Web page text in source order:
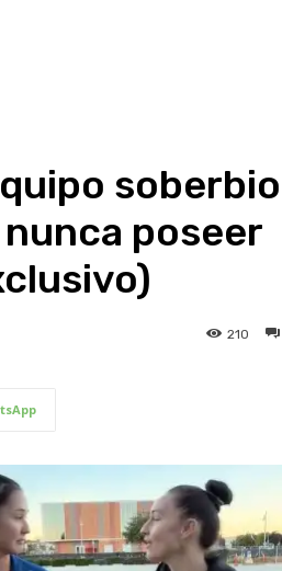
soberbio
poseer
210